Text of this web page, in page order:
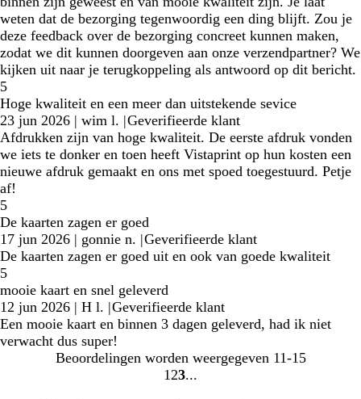
weten dat de bezorging tegenwoordig een ding blijft. Zou je
deze feedback over de bezorging concreet kunnen maken,
zodat we dit kunnen doorgeven aan onze verzendpartner? We
kijken uit naar je terugkoppeling als antwoord op dit bericht.
5
Hoge kwaliteit en een meer dan uitstekende sevice
23 jun 2026 | wim l. |Geverifieerde klant
Afdrukken zijn van hoge kwaliteit. De eerste afdruk vonden
we iets te donker en toen heeft Vistaprint op hun kosten een
nieuwe afdruk gemaakt en ons met spoed toegestuurd. Petje
af!
5
De kaarten zagen er goed
17 jun 2026 | gonnie n. |Geverifieerde klant
De kaarten zagen er goed uit en ook van goede kwaliteit
5
mooie kaart en snel geleverd
12 jun 2026 | H l. |Geverifieerde klant
Een mooie kaart en binnen 3 dagen geleverd, had ik niet
verwacht dus super!
Beoordelingen worden weergegeven 11-15
Naar
1 Naar
2 Naar
3